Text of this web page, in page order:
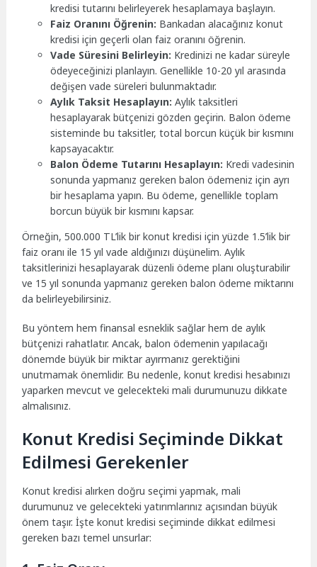
kredisi tutarını belirleyerek hesaplamaya başlayın.
Faiz Oranını Öğrenin: Bankadan alacağınız konut
kredisi için geçerli olan faiz oranını öğrenin.
Vade Süresini Belirleyin: Kredinizi ne kadar süreyle
ödeyeceğinizi planlayın. Genellikle 10-20 yıl arasında
değişen vade süreleri bulunmaktadır.
Aylık Taksit Hesaplayın: Aylık taksitleri
hesaplayarak bütçenizi gözden geçirin. Balon ödeme
sisteminde bu taksitler, total borcun küçük bir kısmını
kapsayacaktır.
Balon Ödeme Tutarını Hesaplayın: Kredi vadesinin
sonunda yapmanız gereken balon ödemeniz için ayrı
bir hesaplama yapın. Bu ödeme, genellikle toplam
borcun büyük bir kısmını kapsar.
Örneğin, 500.000 TL’lik bir konut kredisi için yüzde 1.5’lik bir
faiz oranı ile 15 yıl vade aldığınızı düşünelim. Aylık
taksitlerinizi hesaplayarak düzenli ödeme planı oluşturabilir
ve 15 yıl sonunda yapmanız gereken balon ödeme miktarını
da belirleyebilirsiniz.
Bu yöntem hem finansal esneklik sağlar hem de aylık
bütçenizi rahatlatır. Ancak, balon ödemenin yapılacağı
dönemde büyük bir miktar ayırmanız gerektiğini
unutmamak önemlidir. Bu nedenle, konut kredisi hesabınızı
yaparken mevcut ve gelecekteki mali durumunuzu dikkate
almalısınız.
Konut Kredisi Seçiminde Dikkat
Edilmesi Gerekenler
Konut kredisi alırken doğru seçimi yapmak, mali
durumunuz ve gelecekteki yatırımlarınız açısından büyük
önem taşır. İşte konut kredisi seçiminde dikkat edilmesi
gereken bazı temel unsurlar: